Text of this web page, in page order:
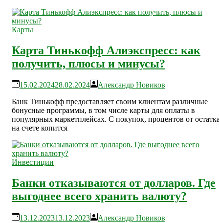
Карты
Карта Тинькофф Алиэкспресс: как
получить, плюсы и минусы?
15.02.202428.02.2024
Александр Новиков
Банк Тинькофф предоставляет своим клиентам различные
бонусные программы, в том числе карты для оплаты в
популярных маркетплейсах. С покупок, процентов от
на счете копится
Инвестиции
Банки отказываются от долларов. Где
выгоднее всего хранить валюту?
13.12.202313.12.2023
Александр Новиков